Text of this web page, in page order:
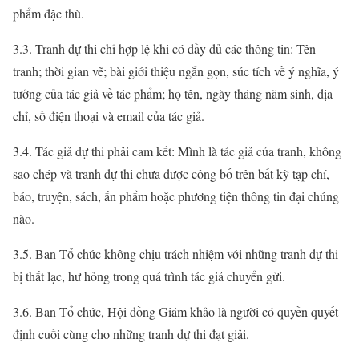
phẩm đặc thù.
3.3. Tranh dự thi chỉ hợp lệ khi có đầy đủ các thông tin: Tên
tranh; thời gian vẽ; bài giới thiệu ngắn gọn, súc tích về ý nghĩa, ý
tưởng của tác giả về tác phẩm; họ tên, ngày tháng năm sinh, địa
chỉ, số điện thoại và email của tác giả.
3.4. Tác giả dự thi phải cam kết: Mình là tác giả của tranh, không
sao chép và tranh dự thi chưa được công bố trên bất kỳ tạp chí,
báo, truyện, sách, ấn phẩm hoặc phương tiện thông tin đại chúng
nào.
3.5. Ban Tổ chức không chịu trách nhiệm với những tranh dự thi
bị thất lạc, hư hỏng trong quá trình tác giả chuyển gửi.
3.6. Ban Tổ chức, Hội đồng Giám khảo là người có quyền quyết
định cuối cùng cho những tranh dự thi đạt giải.